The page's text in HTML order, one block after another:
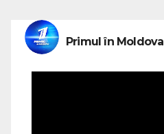
Primul în Moldova